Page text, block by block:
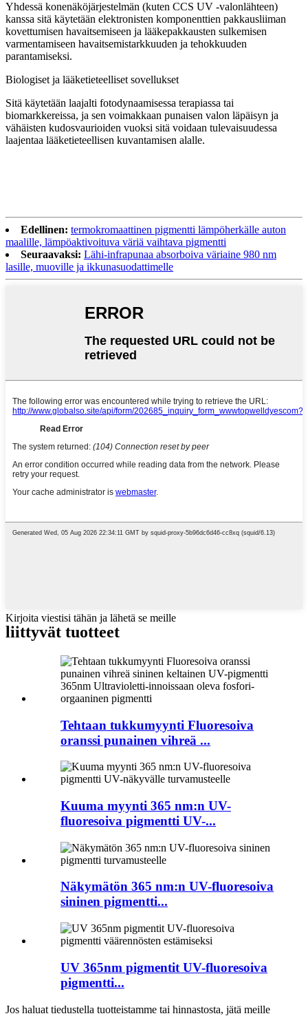
Yhdessä konenäköjärjestelmän (kuten CCS UV -valonlähteen)
kanssa sitä käytetään elektronisten komponenttien pakkausliiman
kovettumisen havaitsemiseen ja lääkepakkausten sulkemisen
varmentamiseen havaitsemistarkkuuden ja tehokkuuden
parantamiseksi.
Biologiset ja lääketieteelliset sovellukset
Sitä käytetään laajalti fotodynaamisessa terapiassa tai
biomarkkereissa, ja sen voimakkaan punaisen valon läpäisyn ja
vähäisten kudosvaurioiden vuoksi sitä voidaan tulevaisuudessa
laajentaa lääketieteellisen kuvantamisen alalle.
Edellinen: termokromaattinen pigmentti lämpöherkälle auton
maalille, lämpöaktivoituva väriä vaihtava pigmentti
Seuraavaksi: Lähi-infrapunaa absorboiva väriaine 980 nm
lasille, muoville ja ikkunasuodattimelle
Kirjoita viestisi tähän ja lähetä se meille
liittyvät tuotteet
Tehtaan tukkumyynti Fluoresoiva
oranssi punainen vihreä ...
Kuuma myynti 365 nm:n UV-
fluoresoiva pigmentti UV-...
Näkymätön 365 nm:n UV-fluoresoiva
sininen pigmentti...
UV 365nm pigmentit UV-fluoresoiva
pigmentti...
Jos haluat tiedustella tuotteistamme tai hinnastosta, jätä meille